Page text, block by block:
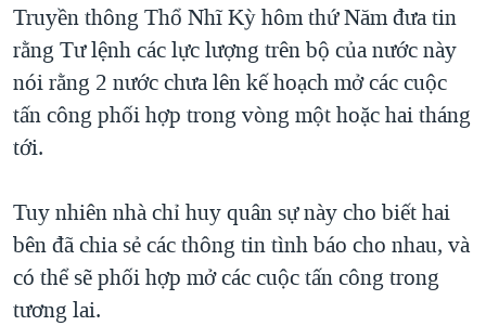
"Tìm"NGƯỜI VIỆT HẢI NGOẠI
ĐỜI SỐNG
KINH TẾ
VĂN HOÁ
THỂ THAO
GIÁO DỤC
HÀNH TRÌNH BẦU CỬ 2024
MỘT NĂM CHIẾN TRANH TẠI DẢI GAZA
GIẢI MÃ VÀNH ĐAI & CON ĐƯỜNG
GROUND ZERO – XƯA VÀ NAY
CHI PHÍ CHIẾN TRANH AFGHANISTAN
CÁC GIÁ TRỊ CỘNG HÒA Ở VIỆT NAM
VIDEO
NGHE
MẠNG XÃ HỘI
Ngôn ngữ khác
Truyền thông Thổ Nhĩ Kỳ hôm thứ Năm đưa tin
rằng Tư lệnh các lực lượng trên bộ của nước này
nói rằng 2 nước chưa lên kế hoạch mở các cuộc
tấn công phối hợp trong vòng một hoặc hai tháng
tới.
Tuy nhiên nhà chỉ huy quân sự này cho biết hai
bên đã chia sẻ các thông tin tình báo cho nhau, và
có thể sẽ phối hợp mở các cuộc tấn công trong
tương lai.